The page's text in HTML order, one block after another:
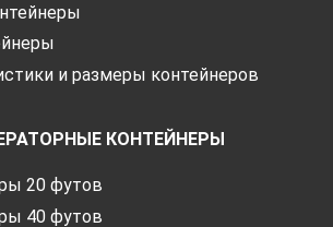
и размеры контейнеров
КОНТЕЙНЕРЫ
20 футов
40 футов